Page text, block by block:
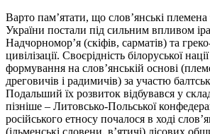
Варто пам’ятати, що слов’янські племена
України постали під сильним впливом
Надчорномор’я (скіфів, сарматів) та греко-
цивілізації. Своєрідність білоруської
формування на слов’янській основі
дреговичів і радимичів) за участю
Подальший їх розвиток відбувався у
пізніше – Литовсько-Польської
російського етносу почалося в ході
(ільменські словени, в’ятичі) лісових